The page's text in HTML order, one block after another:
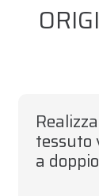
tessuto
a